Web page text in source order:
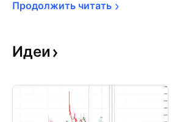
Продолжить читать
Идеи